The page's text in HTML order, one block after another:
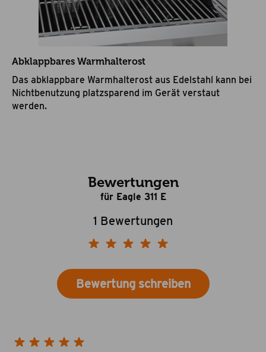
Abklappbares Warmhalterost
Das abklappbare Warmhalterost aus Edelstahl kann bei
Nichtbenutzung platzsparend im Gerät verstaut
werden.
Bewertungen
für Eagle 311 E
1 Bewertungen
Bewertung schreiben